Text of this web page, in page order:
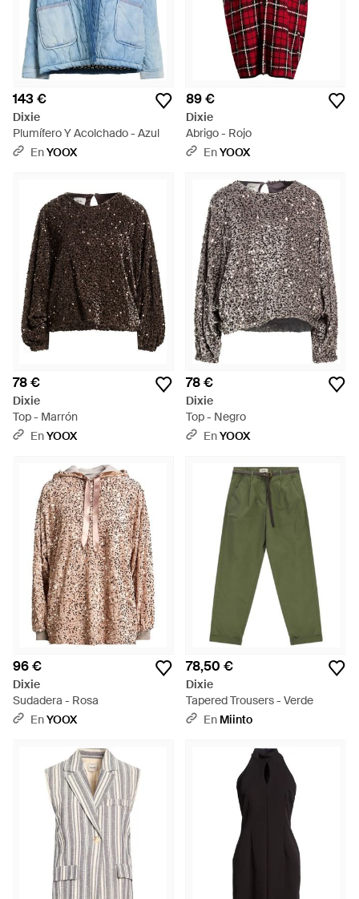
143 €
Dixie
Plumífero Y Acolchado - Azul
EnYOOX
89 €
Dixie
Abrigo - Rojo
EnYOOX
78 €
Dixie
Top - Marrón
EnYOOX
78 €
Dixie
Top - Negro
EnYOOX
96 €
Dixie
Sudadera - Rosa
EnYOOX
78,50 €
Dixie
Tapered Trousers - Verde
En Miinto